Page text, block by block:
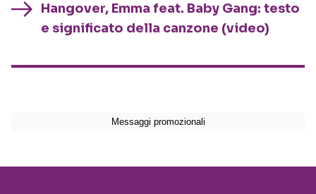
Hangover, Emma feat. Baby Gang: testo
e significato della canzone (video)